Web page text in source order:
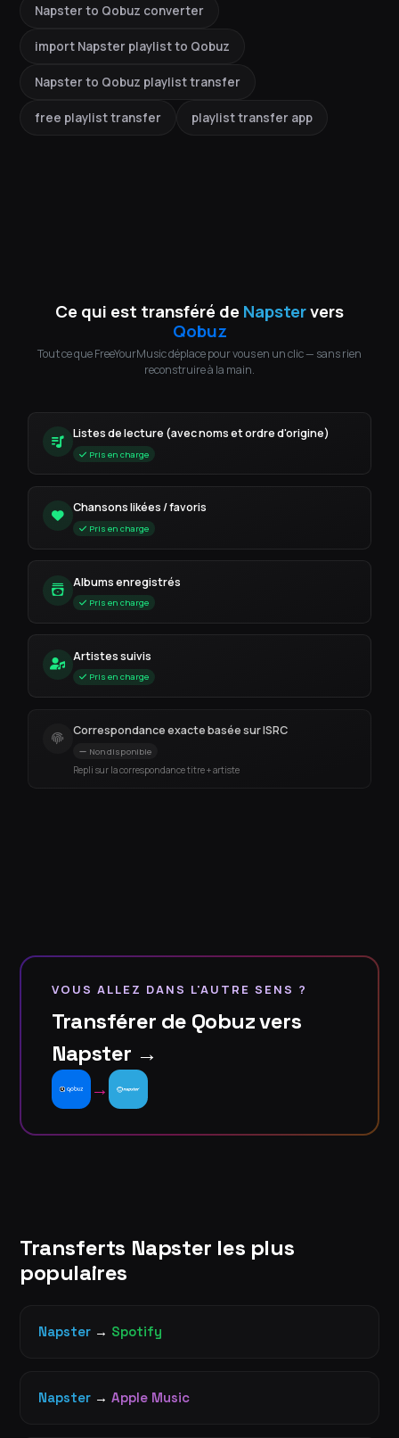
Napster to Qobuz converter
import Napster playlist to Qobuz
Napster to Qobuz playlist transfer
free playlist transfer playlist transfer app
Ce qui est transféré de Napstervers
Qobuz
Tout ce que FreeYourMusic déplace pour vous en un clic — sans rien
reconstruire à la main.
Listes de lecture (avec noms et ordre d'origine)
Pris en charge
Chansons likées / favoris
Pris en charge
Albums enregistrés
Pris en charge
Artistes suivis
Pris en charge
Correspondance exacte basée sur ISRC
Non disponible
Repli sur la correspondance titre + artiste
VOUS ALLEZ DANS L'AUTRE SENS ?
Transférer de Qobuz vers
Napster →
→
Transferts Napster les plus
populaires
Napster → Spotify
Napster → Apple Music